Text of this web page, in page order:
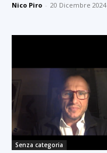
Nico Piro - 20 Dicembre 2024
Senza categoria